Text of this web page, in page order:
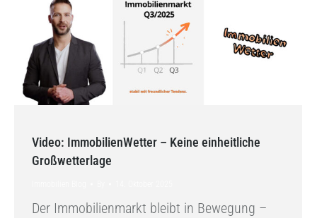
Video: ImmobilienWetter – Keine einheitliche
Großwetterlage
Der Immobilienmarkt bleibt in Bewegung –